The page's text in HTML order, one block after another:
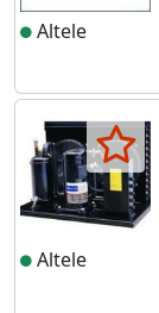
Altele
Altele